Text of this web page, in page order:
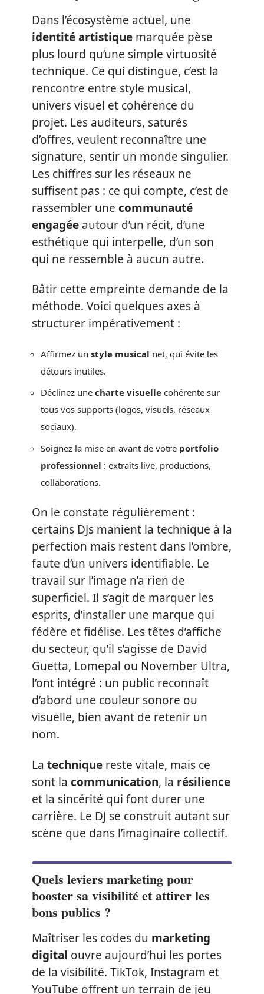
Dans l’écosystème actuel, une
identité artistique marquée pèse
plus lourd qu’une simple virtuosité
technique. Ce qui distingue, c’est la
rencontre entre style musical,
univers visuel et cohérence du
projet. Les auditeurs, saturés
d’offres, veulent reconnaître une
signature, sentir un monde singulier.
Les chiffres sur les réseaux ne
suffisent pas : ce qui compte, c’est de
rassembler une communauté
engagée autour d’un récit, d’une
esthétique qui interpelle, d’un son
qui ne ressemble à aucun autre.
Bâtir cette empreinte demande de la
méthode. Voici quelques axes à
structurer impérativement :
Affirmez un style musical net, qui évite les
détours inutiles.
Déclinez une charte visuelle cohérente sur
tous vos supports (logos, visuels, réseaux
sociaux).
Soignez la mise en avant de votre portfolio
professionnel : extraits live, productions,
collaborations.
On le constate régulièrement :
certains DJs manient la technique à la
perfection mais restent dans l’ombre,
faute d’un univers identifiable. Le
travail sur l’image n’a rien de
superficiel. Il s’agit de marquer les
esprits, d’installer une marque qui
fédère et fidélise. Les têtes d’affiche
du secteur, qu’il s’agisse de David
Guetta, Lomepal ou November Ultra,
l’ont intégré : un public reconnaît
d’abord une couleur sonore ou
visuelle, bien avant de retenir un
nom.
La technique reste vitale, mais ce
sont la communication, la résilience
et la sincérité qui font durer une
carrière. Le DJ se construit autant sur
scène que dans l’imaginaire collectif.
Quels leviers marketing pour
booster sa visibilité et attirer les
bons publics ?
Maîtriser les codes du marketing
digital ouvre aujourd’hui les portes
de la visibilité. TikTok, Instagram et
YouTube offrent un terrain de jeu